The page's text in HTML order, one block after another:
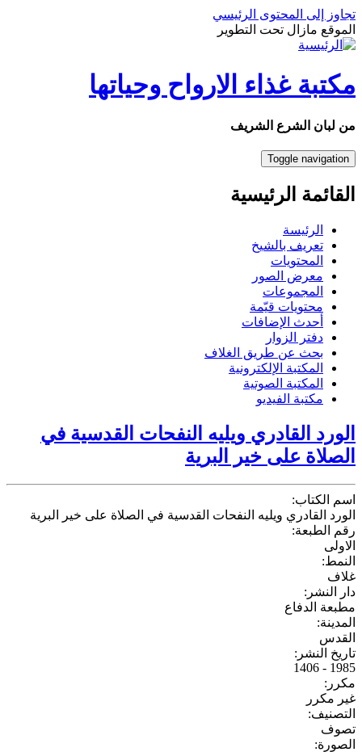
تجاوز إلى المحتوى الرئيسي
الموقع مازال تحت التطوير
مكتبة غذاء الارواح وحياتها
من لبان الشرع الشريف
Toggle navigation
القائمة الرئيسية
الرئيسة
تعريف بالشيخ
المحتويات
معرض الصور
المجموعات
محتويات قيّمة
أحدث الإضافات
دفتر الزوار
بحث عن طريق الغلاف
المكتبة الإلكترونية
المكتبة الصوتية
مكتبة الفيديو
الورد القادري ويليه النفحات القدسية في
الصلاة على خير البرية
اسم الكتاب:
الورد القادري ويليه النفحات القدسية في الصلاة على خير البرية
رقم الطبعة:
الاولى
النمط:
غلاف
دار النشر:
مطبعة الدفاع
المدينة:
القدس
تاريخ النشر:
1985 - 1406
مكرر:
غير مكرر
التصنيف:
تصوف
الصورة: